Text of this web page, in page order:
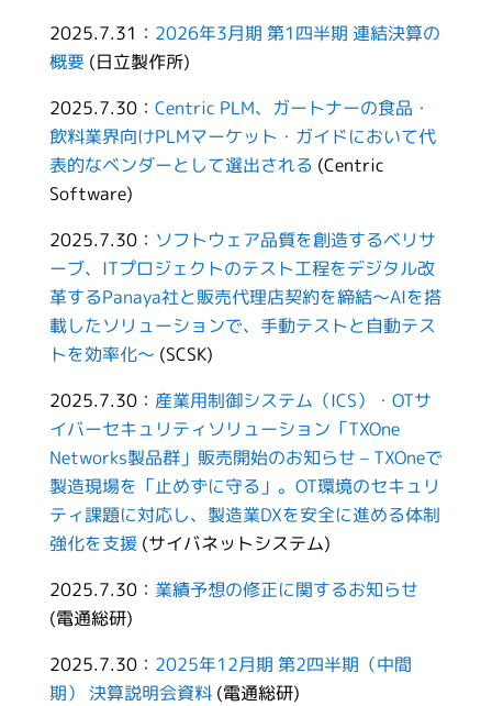
2025.7.31： 2026年3月期 第1四半期 連結決算の
概要 (日立製作所)
2025.7.30： Centric PLM、ガートナーの食品・
飲料業界向けPLMマーケット・ガイドにおいて代
表的なベンダーとして選出される (Centric
Software)
2025.7.30： ソフトウェア品質を創造するベリサ
ーブ、ITプロジェクトのテスト工程をデジタル改
革するPanaya社と販売代理店契約を締結～AIを搭
載したソリューションで、手動テストと自動テス
トを効率化～ (SCSK)
2025.7.30： 産業用制御システム（ICS）・OTサ
イバーセキュリティソリューション「TXOne
Networks製品群」販売開始のお知らせ – TXOneで
製造現場を「止めずに守る」。OT環境のセキュリ
ティ課題に対応し、製造業DXを安全に進める体制
強化を支援(サイバネットシステム)
2025.7.30： 業績予想の修正に関するお知らせ
(電通総研)
2025.7.30： 2025年12月期 第2四半期（中間
期） 決算説明会資料(電通総研)